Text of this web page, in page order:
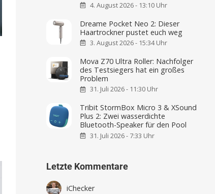
4. August 2026 - 13:10 Uhr
Dreame Pocket Neo 2: Dieser
Haartrockner pustet euch weg
3. August 2026 - 15:34 Uhr
Mova Z70 Ultra Roller: Nachfolger
des Testsiegers hat ein großes
Problem
31. Juli 2026 - 11:30 Uhr
Tribit StormBox Micro 3 & XSound
Plus 2: Zwei wasserdichte
Bluetooth-Speaker für den Pool
31. Juli 2026 - 7:33 Uhr
Letzte Kommentare
iChecker